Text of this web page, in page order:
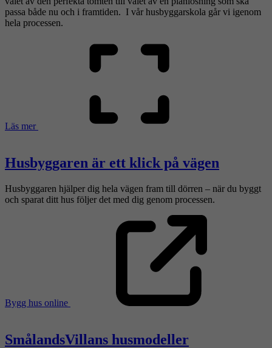
passa både nu och i framtiden. I vår husbyggarskola går vi igenom
hela processen.
Läs mer
Husbyggaren är ett klick på vägen
Husbyggaren hjälper dig hela vägen fram till dörren – när du byggt
och sparat ditt hus följer det med dig genom processen.
Bygg hus online
SmålandsVillans husmodeller